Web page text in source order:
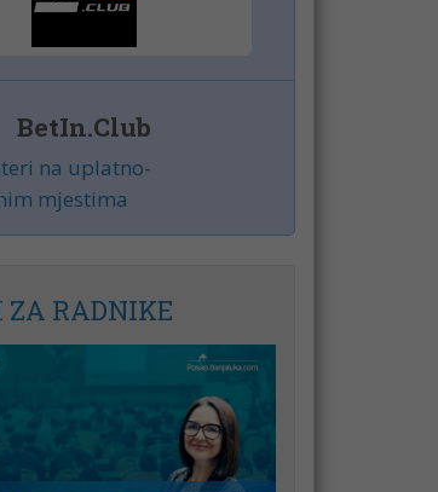
BetIn.Club
na uplatno-
mjestima
ZA RADNIKE